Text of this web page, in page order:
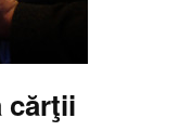
cărţii